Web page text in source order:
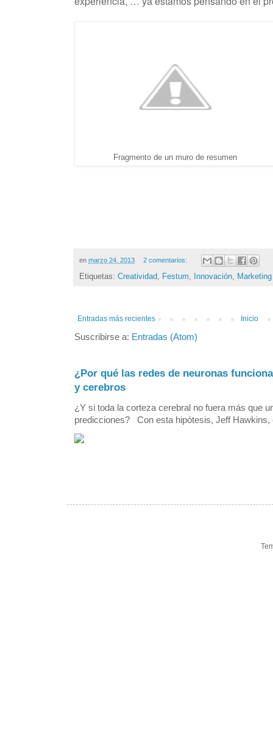
Fragmento de un muro de resumen
en marzo 24, 2013 2 comentarios:
Etiquetas: Creatividad, Festum, Innovación, Marketing
Entradas más recientes Inicio
Suscribirse a: Entradas (Atom)
¿Por qué las redes de neuronas
y cerebros
¿Y si toda la corteza cerebral no fuera más que
predicciones? Con esta hipótesis, Jeff Hawkins,